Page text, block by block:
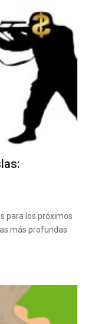
para los próximos
más profundas